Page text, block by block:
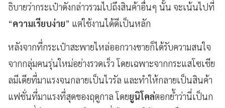
ธิบายว่ากระเป๋าดังกล่าวรวมไปถึงสินค้าอื่นๆ นั้น จะเน้นไปที่
“ความเรียบง่าย” แต่ใช้งานได้ดีเป็นหลัก
หลังจากที่กระเป๋าสะพายไหล่ออกวางขายก็ได้รับความสนใจ
จากกลุ่มคนรุ่นใหม่อย่างรวดเร็ว โดยเฉพาะจากกระแสโซเชีย
ลมีเดียที่มาแรงจนกลายเป็นไวรัล และทำให้กลายเป็นสินค้า
แฟชั่นที่มาแรงที่สุดของฤดูกาล โดยยูนิโคล่ตอกย้ำว่านี่เป็นก